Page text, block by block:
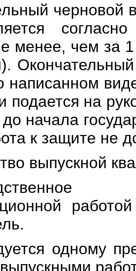
черновой
менее, чем за
написанном
подается на
начала
к защите не
выпускной
одному